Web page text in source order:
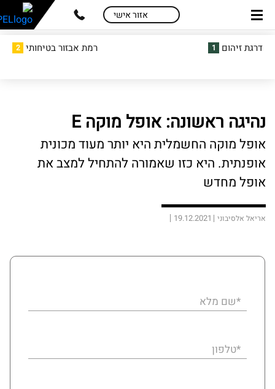
skip
content
skip
menu
אזור אישי
דרגת זיהום 1 רמת אבזור בטיחותי 2
נהיגה ראשונה: אופל מוקה E
אופל מוקה החשמלית היא יותר מעוד מכונית
אופנתית. היא כזו שאמורה להתחיל למצב את
אופל מחדש
אריאל אלסיבוני 19.12.2021
*שם מלא
*טלפון